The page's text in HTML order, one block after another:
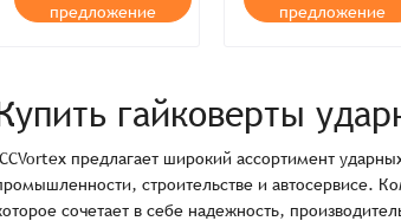
Согласен на обработку *
Вход
предложение
предложение
гайковерты
предлагает широкий ассортимент
строительстве и автосервисе.
сочетает в себе надежность,